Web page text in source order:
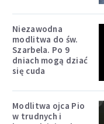
Niezawodna
modlitwa do św.
Szarbela. Po 9
dniach mogą dziać
się cuda
Modlitwa ojca Pio
w trudnych i